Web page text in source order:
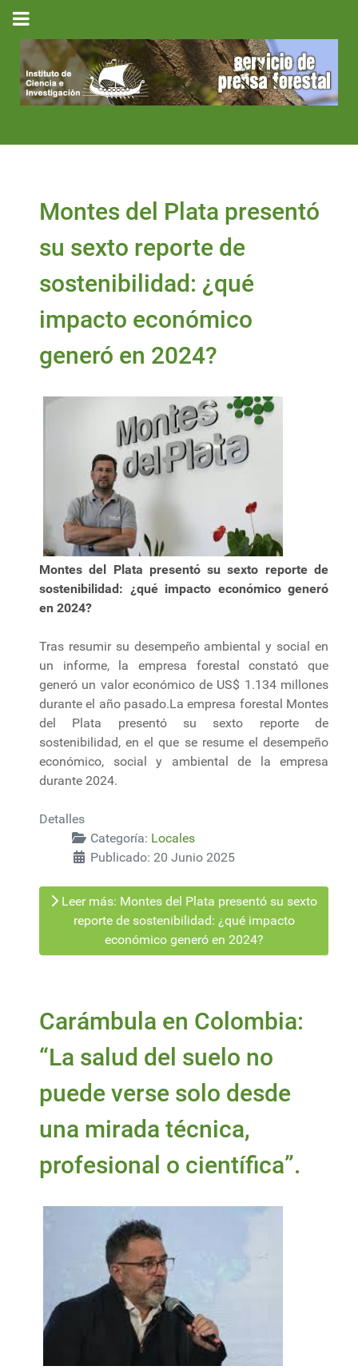
Montes del Plata presentó
su sexto reporte de
sostenibilidad: ¿qué
impacto económico
generó en 2024?
Montes del Plata presentó su sexto reporte de
sostenibilidad: ¿qué impacto económico generó
en 2024?
Tras resumir su desempeño ambiental y social en
un informe, la empresa forestal constató que
generó un valor económico de US$ 1.134 millones
durante el año pasado.La empresa forestal Montes
del Plata presentó su sexto reporte de
sostenibilidad, en el que se resume el desempeño
económico, social y ambiental de la empresa
durante 2024.
Detalles
Categoría: Locales
Publicado: 20 Junio 2025
Leer más: Montes del Plata presentó su sexto
reporte de sostenibilidad: ¿qué impacto
económico generó en 2024?
Carámbula en Colombia:
“La salud del suelo no
puede verse solo desde
una mirada técnica,
profesional o científica”.